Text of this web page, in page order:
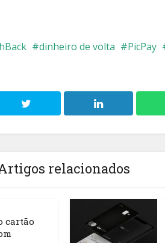
dinheiro de volta PicPay
relacionados
cartão